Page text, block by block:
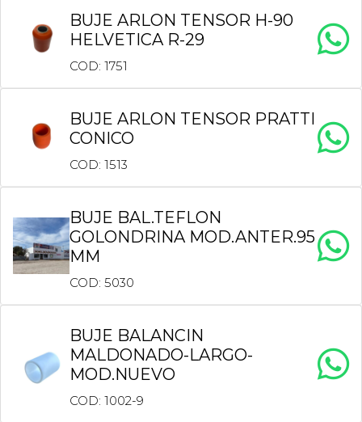
BUJE ARLON TENSOR H-90
HELVETICA R-29
COD: 1751
BUJE ARLON TENSOR PRATTI
CONICO
COD: 1513
BUJE BAL.TEFLON
GOLONDRINA MOD.ANTER.95
MM
COD: 5030
BUJE BALANCIN
MALDONADO-LARGO-
MOD.NUEVO
COD: 1002-9